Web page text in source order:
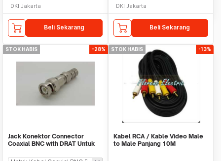
DKI Jakarta
Beli Sekarang
DKI Jakarta
Beli Sekarang
STOK HABIS -28%
Jack Konektor Connector
Coaxial BNC with DRAT Untuk
STOK HABIS -13%
Kabel RCA / Kable Video Male
to Male Panjang 10M